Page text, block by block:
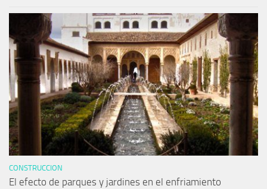
CONSTRUCCION
El efecto de parques y jardines en el enfriamiento